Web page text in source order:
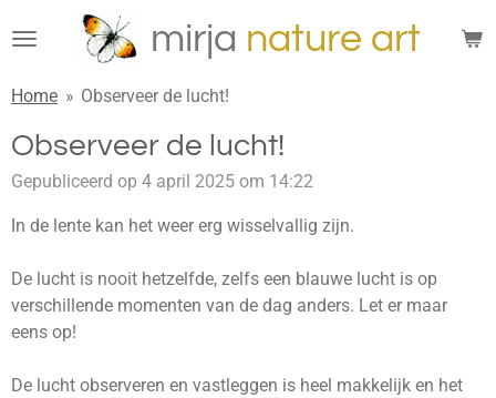
direct
de
hoofdinhoud
mirja nature art
Home » Observeer de lucht!
Observeer de lucht!
Gepubliceerd op 4 april 2025 om 14:22
In de lente kan het weer erg wisselvallig zijn.
De lucht is nooit hetzelfde, zelfs een blauwe lucht is op
verschillende momenten van de dag anders. Let er maar
eens op!
De lucht observeren en vastleggen is heel makkelijk en het